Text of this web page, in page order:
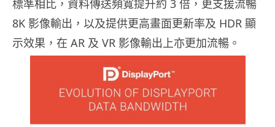
標準相比，資料傳送頻寬提升約 3 倍，更支援流暢
8K 影像輸出，以及提供更高畫面更新率及 HDR 顯
示效果，在 AR 及 VR 影像輸出上亦更加流暢。